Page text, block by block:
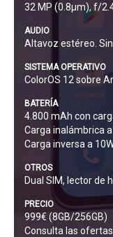
32 MP (0.8µm), f/
AUDIO
Altavoz estéreo.
SISTEMA OPERATIVO
ColorOS 12 sobre
BATERÍA
4.800 mAh con
Carga inalámbrica
Carga inversa a
OTROS
Dual SIM, lector de
PRECIO
999€ (8GB/256GB)
Consulta las